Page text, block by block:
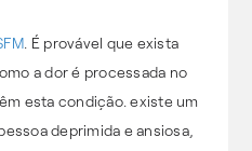
. É provável que exista
a dor é processada no
esta condição. existe um
deprimida e ansiosa,